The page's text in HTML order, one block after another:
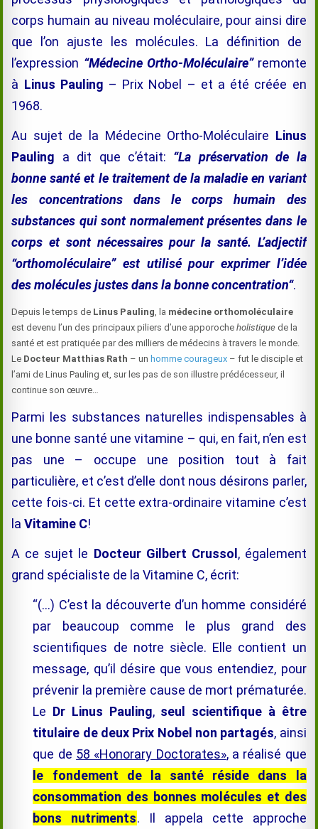
corps humain au niveau moléculaire,pour ainsi dire
que l’on ajuste les molécules. La définition de
l’expression “Médecine Ortho-Moléculaire” remonte
à Linus Pauling – Prix Nobel – et a été créée en
1968.
Au sujet de la Médecine Ortho-Moléculaire Linus
Pauling
a dit que c’était: “La préservation de la
bonne santé et le traitement de la maladie en variant
les concentrations
dans le corps humain
des
substances qui sont normalement présentes dans le
corps et sont nécessaires pour la santé. L’adjectif
“orthomoléculaire”est utilisé pour exprimer l’idée
des moléculesjustesdans la bonne concentration“.
Depuis le temps de Linus Pauling ,la médecine orthomoléculaire
est devenu l’un des principaux piliersd’une apporoche holistiquede la
santé et est pratiquée par des milliers de médecins à travers le monde
Le Docteur Matthias Rath – unhomme courageux – fut le disciple et
l’ami de Linus Pauling et, sur les pas de son illustre prédécesseur, il
continue son œuvre…
Parmi les substances naturelles indispensables à
une bonne santé une vitamine – qui, en fait, n’en est
pas une – occupe une position tout à fait
particulière, et c’est d’elle dont nous désirons parler,
cette fois-ci. Et cette extra-ordinaire vitamine c’est
laVitamine C!
A ce sujet le Docteur Gilbert Crussol, également
grand spécialiste de la Vitamine C, écrit:
“(…) C’est la découverte d’un homme considéré
par beaucoup comme le plus grand des
scientifiques de notre siècle. Elle contient un
message, qu’il désire que vous entendiez, pour
prévenir la première cause de mort prématurée.
Le Dr Linus Pauling, seul scientifique à être
titulaire de deux Prix Nobel non partagés, ainsi
que de 58 «Honorary Doctorates», a réalisé que
le fondement de la santé réside dans la
consommation des bonnes molécules et des
bons nutriments. Il appela cette approche